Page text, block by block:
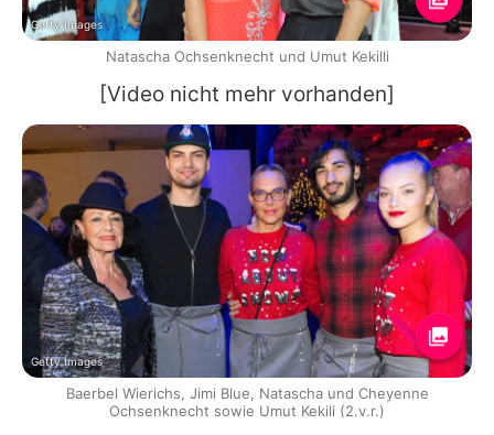
[Video nicht mehr vorhanden]
Getty Images
Natascha Ochsenknecht und Umut Kekilli
Getty Images
Baerbel Wierichs, Jimi Blue, Natascha und Cheyenne
Ochsenknecht sowie Umut Kekili (2.v.r.)